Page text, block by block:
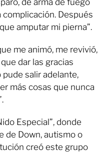
de arma de fuego
Después
amputar mi pierna”.
me animó, me revivió,
dar las gracias
salir adelante,
más cosas que nunca
Especial”, donde
de Down, autismo o
creó este grupo